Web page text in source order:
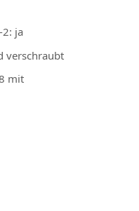
2: ja
verschraubt
mit